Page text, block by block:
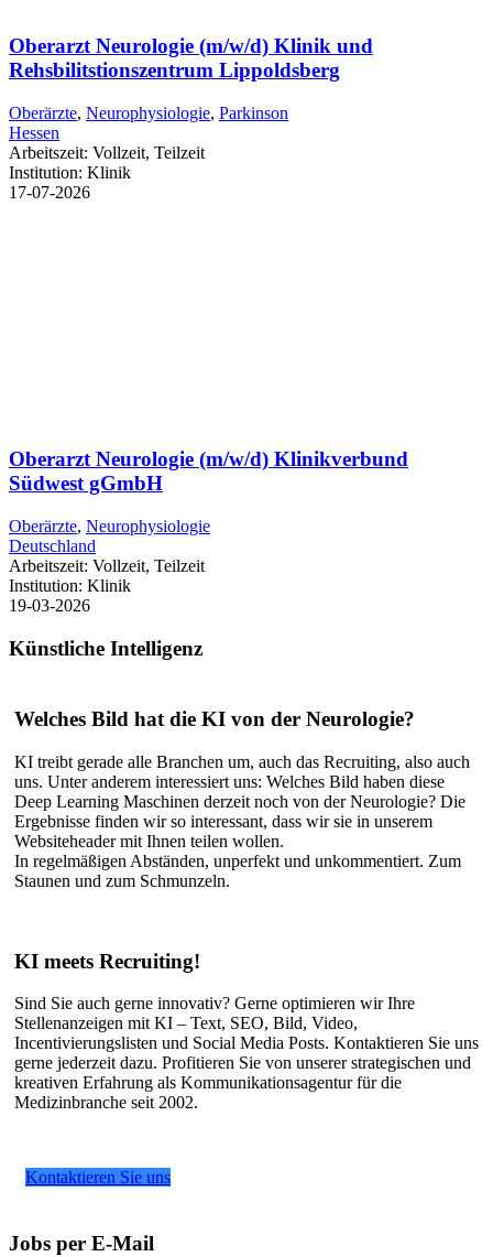
Oberarzt Neurologie (m/w/d) Klinik und
Rehsbilitstionszentrum Lippoldsberg
Oberärzte, Neurophysiologie, Parkinson
Hessen
Arbeitszeit: Vollzeit, Teilzeit
Institution: Klinik
17-07-2026
Oberarzt Neurologie (m/w/d) Klinikverbund
Südwest gGmbH
Oberärzte, Neurophysiologie
Deutschland
Arbeitszeit: Vollzeit, Teilzeit
Institution: Klinik
19-03-2026
Künstliche Intelligenz
Welches Bild hat die KI von der Neurologie?
KI treibt gerade alle Branchen um, auch das Recruiting, also auch
uns. Unter anderem interessiert uns: Welches Bild haben diese
Deep Learning Maschinen derzeit noch von der Neurologie? Die
Ergebnisse finden wir so interessant, dass wir sie in unserem
Websiteheader mit Ihnen teilen wollen.
In regelmäßigen Abständen, unperfekt und unkommentiert. Zum
Staunen und zum Schmunzeln.
KI meets Recruiting!
Sind Sie auch gerne innovativ? Gerne optimieren wir Ihre
Stellenanzeigen mit KI – Text, SEO, Bild, Video,
Incentivierungslisten und Social Media Posts. Kontaktieren Sie uns
gerne jederzeit dazu. Profitieren Sie von unserer strategischen und
kreativen Erfahrung als Kommunikationsagentur für die
Medizinbranche seit 2002.
Kontaktieren Sie uns
Jobs per E-Mail